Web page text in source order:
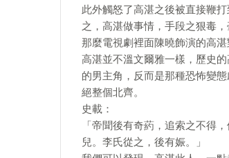
此外觸怒了高湛之後被直接鞭
之，高湛做事情，手段之狠毒
那麼電視劇裡面陳曉飾演的高
高湛並不溫文爾雅一樣，歷史
的男主角，反而是那種恐怖變
絕整個北齊。
史載：
「帝聞後有奇葯，追索之不得
兒。李氏從之，後有娠。」